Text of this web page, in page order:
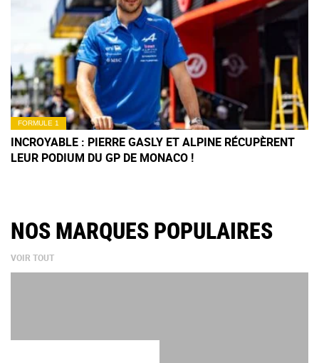
FORMULE 1
INCROYABLE : PIERRE GASLY ET ALPINE RÉCUPÈRENT
LEUR PODIUM DU GP DE MONACO !
NOS MARQUES POPULAIRES
VOIR TOUT